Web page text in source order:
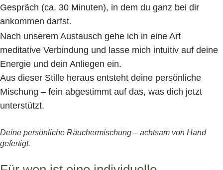
Gespräch (ca. 30 Minuten), in dem du ganz bei dir
ankommen darfst.
Nach unserem Austausch gehe ich in eine Art
meditative Verbindung und lasse mich intuitiv auf deine
Energie und dein Anliegen ein.
Aus dieser Stille heraus entsteht deine persönliche
Mischung – fein abgestimmt auf das, was dich jetzt
unterstützt.
Deine persönliche Räuchermischung – achtsam von Hand
gefertigt.